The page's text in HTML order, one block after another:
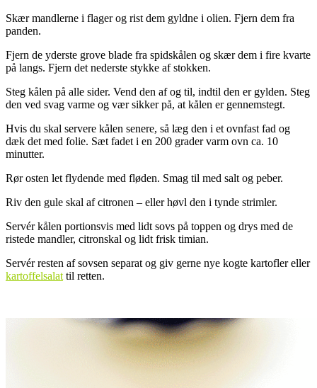
Skær mandlerne i flager og rist dem gyldne i olien. Fjern dem fra
panden.
Fjern de yderste grove blade fra spidskålen og skær dem i fire kvarte
på langs. Fjern det nederste stykke af stokken.
Steg kålen på alle sider. Vend den af og til, indtil den er gylden. Steg
den ved svag varme og vær sikker på, at kålen er gennemstegt.
Hvis du skal servere kålen senere, så læg den i et ovnfast fad og
dæk det med folie. Sæt fadet i en 200 grader varm ovn ca. 10
minutter.
Rør osten let flydende med fløden. Smag til med salt og peber.
Riv den gule skal af citronen – eller høvl den i tynde strimler.
Servér kålen portionsvis med lidt sovs på toppen og drys med de
ristede mandler, citronskal og lidt frisk timian.
Servér resten af sovsen separat og giv gerne nye kogte kartofler eller
kartoffelsalat til retten.